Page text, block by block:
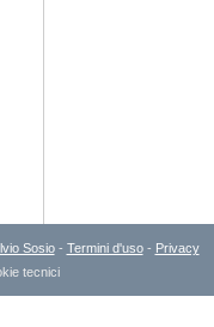
Sosio- Termini d'uso- Privacy
tecnici